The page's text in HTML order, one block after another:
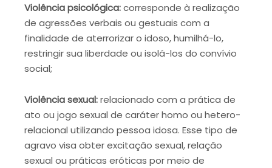
Violência psicológica:corresponde à realização
de agressões verbais ou gestuais com a
finalidade de aterrorizar o idoso, humilhá-lo,
restringir sua liberdade ou isolá-los do convívio
social;
Violência sexual:relacionado com a prática de
ato ou jogo sexual de caráter homo ou hetero-
relacional utilizando pessoa idosa. Esse tipo de
agravo visa obter excitação sexual, relação
sexual ou práticas eróticas por meio de